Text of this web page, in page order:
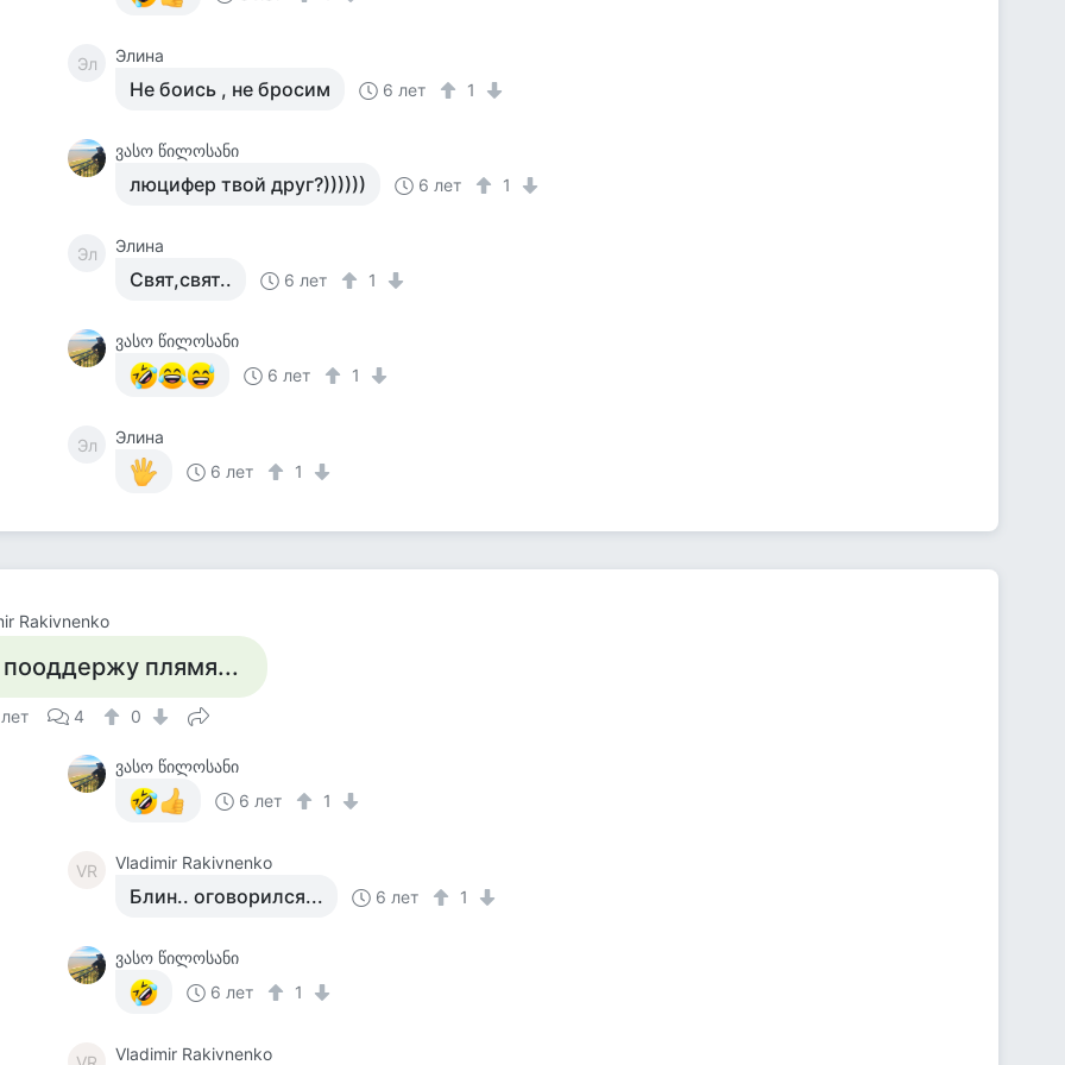
Эл Элина
Не боись , не бросим 6 лет 1
ვასო წილოსანი
люцифер твой друг?)))))) 6 лет 1
Эл Элина
Свят,свят.. 6 лет 1
ვასო წილოსანი
6 лет
1
Эл
Элина
6 лет
1
Rakivnenko
плямя...
4 0
ვასო წილოსანი
6 лет
1
VR Vladimir Rakivnenko
Блин.. оговорился... 6 лет 1
ვასო წილოსანი
6 лет
1
Vladimir Rakivnenko